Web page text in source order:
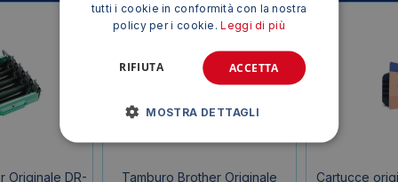
Originale DR-
Tamburo Brother Originale
Cartucce
tutti i cookie in conformità con la nostra
policy per i cookie.Leggi di più
ACCETTA
RIFIUTA
MOSTRA DETTAGLI